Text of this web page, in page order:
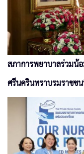
สภาการพยาบาลร่วมน้
ศรีนครินทราบรมราชช